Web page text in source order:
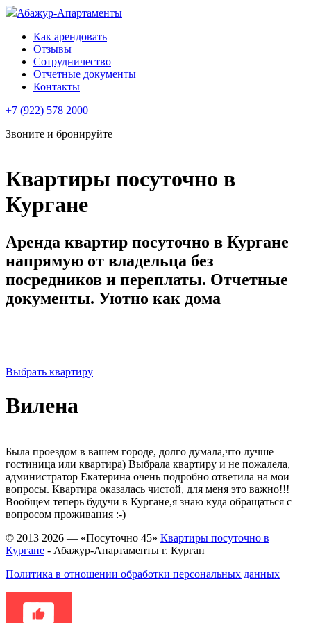
Абажур-Апартаменты
Как арендовать
Отзывы
Сотрудничество
Отчетные документы
Контакты
+7 (922) 578 2000
Звоните и бронируйте
Квартиры посуточно в
Кургане
Аренда квартир посуточно в Кургане
напрямую от владельца без
посредников и переплаты. Отчетные
документы. Уютно как дома
Выбрать квартиру
Вилена
Была проездом в вашем городе, долго думала,что лучше
гостиница или квартира) Выбрала квартиру и не пожалела,
администратор Екатерина очень подробно ответила на мои
вопросы. Квартира оказалась чистой, для меня это важно!!!
Вообщем теперь будучи в Кургане,я знаю куда обращаться с
вопросом проживания :-)
© 2013 2026 — «Посуточно 45» Квартиры посуточно в
Кургане - Абажур-Апартаменты г. Курган
Политика в отношении обработки персональных данных